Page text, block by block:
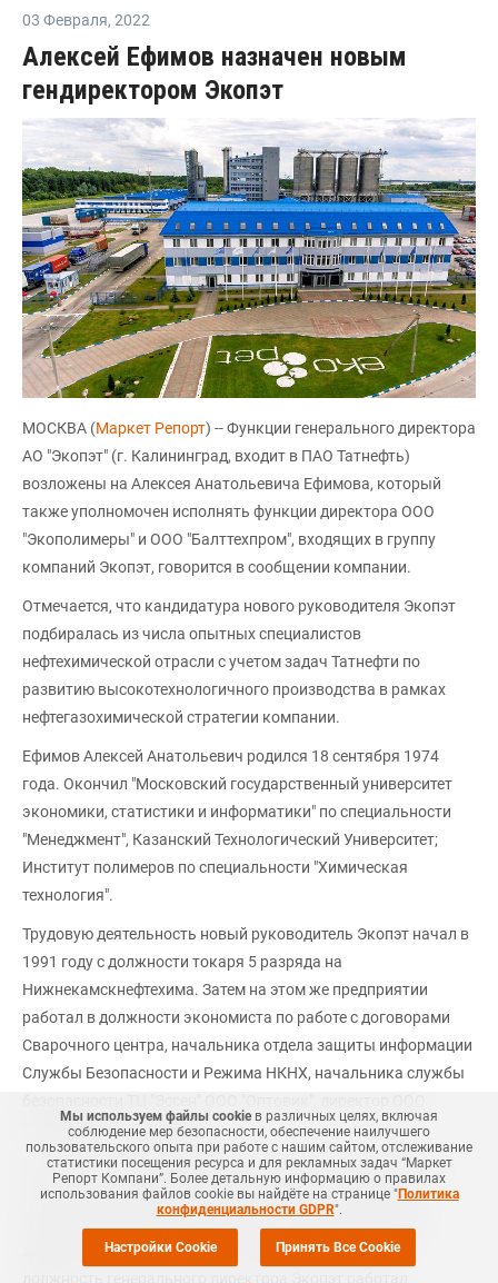
03 Февраля, 2022
Алексей Ефимов назначен новым
гендиректором Экопэт
МОСКВА (Маркет Репорт) -- Функции генерального директора
АО "Экопэт" (г. Калининград, входит в ПАО Татнефть)
возложены на Алексея Анатольевича Ефимова, который
также уполномочен исполнять функции директора ООО
"Экополимеры" и ООО "Балттехпром", входящих в группу
компаний Экопэт, говорится в сообщении компании.
Отмечается, что кандидатура нового руководителя Экопэт
подбиралась из числа опытных специалистов
нефтехимической отрасли с учетом задач Татнефти по
развитию высокотехнологичного производства в рамках
нефтегазохимической стратегии компании.
Ефимов Алексей Анатольевич родился 18 сентября 1974
года. Окончил "Московский государственный университет
экономики, статистики и информатики" по специальности
"Менеджмент", Казанский Технологический Университет;
Институт полимеров по специальности "Химическая
технология".
Трудовую деятельность новый руководитель Экопэт начал в
1991 году с должности токаря 5 разряда на
Нижнекамскнефтехима. Затем на этом же предприятии
работал в должности экономиста по работе с договорами
Сварочного центра, начальника отдела защиты информации
Службы Безопасности и Режима НКНХ, начальника службы
"Переработка полимеров".
В 2016 году Алексей Ефимов был назначен заместителем
генерального директора по развитию ЗАО "Полиматиз"
(дочернее Нижнекамскнефтехим) и затем генеральным
директором АО "Полиматиз". Перед назначением на
Мы используем файлы cookieв различных целях, включая
соблюдение мер безопасности, обеспечение наилучшего
пользовательского опыта при работе с нашим сайтом, отслеживание
статистики посещения ресурса и для рекламных задач “Маркет
Репорт Компани”. Более детальную информацию о правилах
использования файлов cookie вы найдёте на странице "Политика
конфиденциальности GDPR".
Настройки Cookie Принять Все Cookie